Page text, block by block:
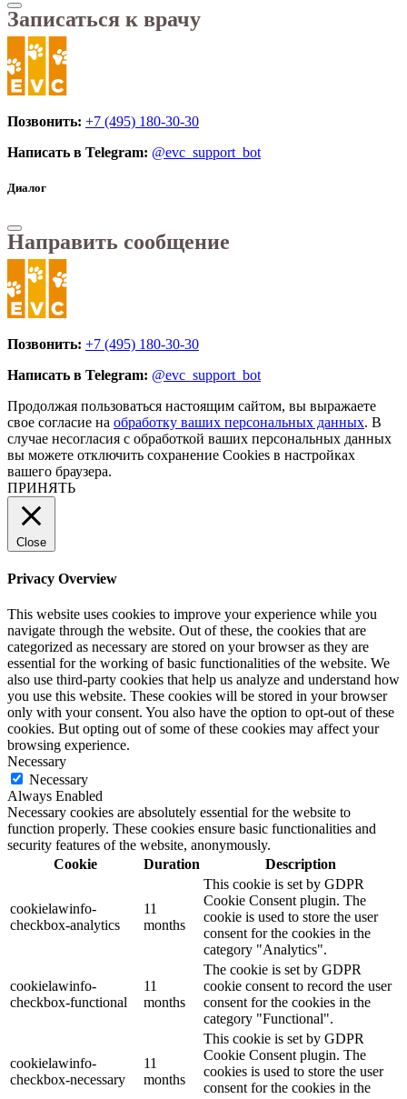
Записаться к врачу
Позвонить: +7 (495) 180-30-30
Написать в Telegram: @evc_support_bot
Диалог
Направить сообщение
Позвонить: +7 (495) 180-30-30
Написать в Telegram: @evc_support_bot
Продолжая пользоваться настоящим сайтом, вы выражаете
свое согласие на обработку ваших персональных данных. В
случае несогласия с обработкой ваших персональных данных
вы можете отключить сохранение Cookies в настройках
вашего браузера.
ПРИНЯТЬ
Close
Privacy Overview
This website uses cookies to improve your experience while you
navigate through the website. Out of these, the cookies that are
categorized as necessary are stored on your browser as they are
essential for the working of basic functionalities of the website. We
also use third-party cookies that help us analyze and understand how
you use this website. These cookies will be stored in your browser
only with your consent. You also have the option to opt-out of these
cookies. But opting out of some of these cookies may affect your
browsing experience.
Necessary
Necessary
Always Enabled
Necessary cookies are absolutely essential for the website to
function properly. These cookies ensure basic functionalities and
security features of the website, anonymously.
Cookie
Duration Description
cookielawinfo-
checkbox-analytics
11
months
This cookie is set by GDPR
Cookie Consent plugin. The
cookie is used to store the user
consent for the cookies in the
category "Analytics".
cookielawinfo-
checkbox-functional
11
months
The cookie is set by GDPR
cookie consent to record the user
consent for the cookies in the
category "Functional".
cookielawinfo-
checkbox-necessary
11
months
This cookie is set by GDPR
Cookie Consent plugin. The
cookies is used to store the user
consent for the cookies in the